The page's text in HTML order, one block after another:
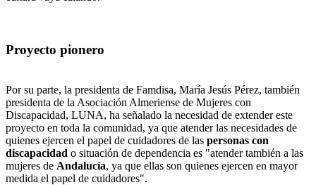
Proyecto pionero
Por su parte, la presidenta de Famdisa, María Jesús Pérez, también
presidenta de la Asociación Almeriense de Mujeres con
Discapacidad, LUNA, ha señalado la necesidad de extender este
proyecto en toda la comunidad, ya que atender las necesidades de
quienes ejercen el papel de cuidadores de las personas con
discapacidad o situación de dependencia es "atender también a las
mujeres de Andalucía, ya que ellas son quienes ejercen en mayor
medida el papel de cuidadores".